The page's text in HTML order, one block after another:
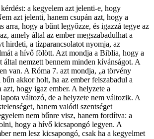
a kegyelem azt jelenti-e, hogy
azt jelenti, hanem csupán azt, hogy a
arra, hogy a bűnt legyőzze, és igazzá tegye az
amely által az ember megszabadulhat a
hirdeti, a tízparancsolatot nyomja, az
a hívő fölött. Azt mondja a Biblia, hogy a
által nemzett bennem minden kívánságot. A
van. A Róma 7. azt mondja, „a törvény
akkor holt, ha az ember felszabadul a
hogy igaz ember. A helyzete a
változó, de a helyzete nem változik. A
hanem valódi szentséget
nem bűnre visz, hanem fordítva: a
hogy a hívő kicsapongó legyen. A
nem lesz kicsapongó, csak ha a kegyelmet